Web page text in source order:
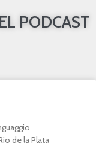
PODCAST
de la Plata